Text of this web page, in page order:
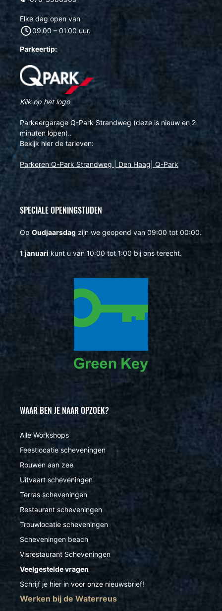
Elke dag open van
09.00 – 01.00 uur.
Parkeertip:
Klik op het logo
Parkeergarage Q-Park Strandweg (deze is nieuw en 2
minuten lopen)..
Bekijk hier de tarieven:
Parkeren Q-Park Strandweg | Den Haag| Q-Park
SPECIALE OPENINGSTIJDEN
Op Oudjaarsdag zijn we geopend van 09:00 tot 00:00.
1 januari kunt u van 10:00 tot 1:00 bij ons terecht.
WAAR BEN JE NAAR OPZOEK?
Alle Workshops
Feestlocatie scheveningen
Rouwen aan zee
Uitvaart scheveningen
Terras scheveningen
Restaurant scheveningen
Trouwlocatie scheveningen
Scheveningen beach
Visrestaurant Scheveningen
Veelgestelde vragen
Schrijf je hier in voor onze nieuwsbrief!
Werken bij de Waterreus